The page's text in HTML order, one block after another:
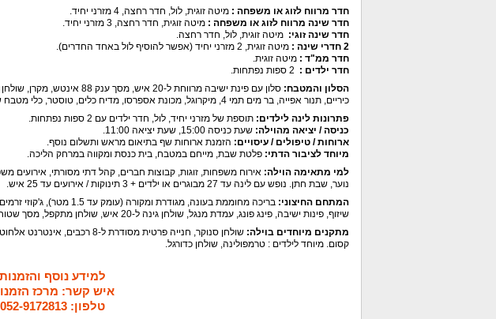
חדר מרווח לזוג או משפחה : מיטה זוגית, לול, חדר רחצה, 4 מזרני יחיד.
חדר שינה מרווח לזוג או משפחה : מיטה זוגית, חדר רחצה, 3 מזרני יחיד.
חדר שינה זוגי: מיטה זוגית, לול, חדר רחצה.
2 חדרי שינה :
מיטה זוגית, 2 מזרני יחיד (אפשר להוסיף לול באחד החדרים).
חדר ממ"ד : מיטה זוגית.
חדר ילדים :
הסלון והמטבח:
סלון עם פינת ישיבה מרווחת ל-
כיריים, תנור אפייה, בר מים תמי 4, מיקרוגל, מכונת אספרסו, מדיח כלים, טוסטר, כלי מטבח שימושיים כולל סירים, פינת אוכל גדולה ל-20 סועדים.
פתרונות לינה לילדים: תוספת של מזרני יחיד, לול, חדר ילדים עם 2 ספות נפתחות.
כניסה / יציאה מהוילה: שעת כניסה 15:00, שעת יציאה 11:00.
ארוחות / טיפולים / עיסויים: הזמנת ארוחות שף בתיאום מראש ותשלום נוסף.
מיוחד לציבור הדתי: פלטת שבת, מייחם במטבח, בית כנסת ומקווה במרחק הליכה.
למי מתאימה הוילה: אירוח משפחות, זוגות, קבוצות חברים, קהל דתי מסורתי, אירועים
נוער, שבת חתן. נופש עם לינה עד 27 מבוגרים או ילדים + 3 תינוקות / אירועים עד 25 איש.
המתחם החיצוני:
שיזוף, פינות ישיבה, פינג פונג, עמדת מנגל, שולחן גינה ל-20 איש, שולחן מתקפל, מסך שטוח, מטבח עם מקרר.
מתקנים מיוחדים בוילה:
שולחן סנוקר, חנייה פרטית
קסום. מיוחד לילדים : טרמפולינה, שולחן כדורגל.
למידע נוסף והזמנות
איש קשר: מרכז
טלפון: 052-9172813